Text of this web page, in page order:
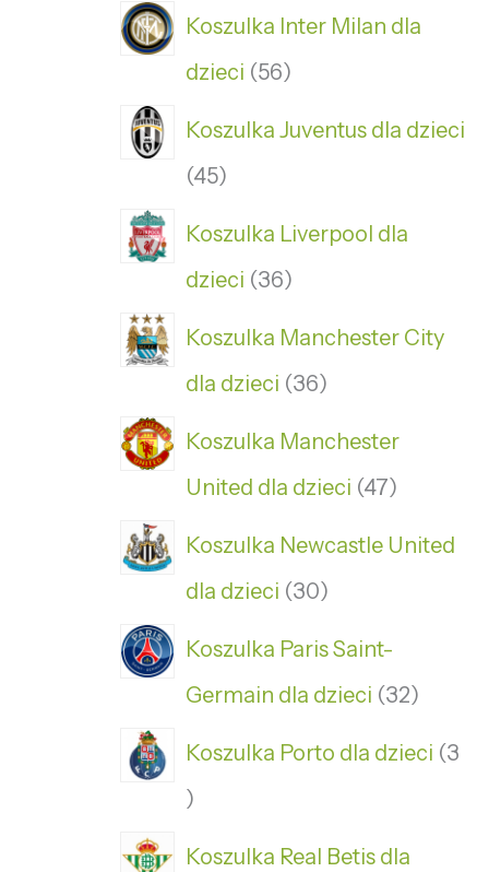
Koszulka Inter Milan dla
dzieci 56
Koszulka Juventus dla dzieci
45
Koszulka Liverpool dla
dzieci 36
Koszulka Manchester City
dla dzieci 36
Koszulka Manchester
United dla dzieci 47
Koszulka Newcastle United
dla dzieci 30
Koszulka Paris Saint-
Germain dla dzieci 32
Koszulka Porto dla dzieci 3
Koszulka Real Betis dla